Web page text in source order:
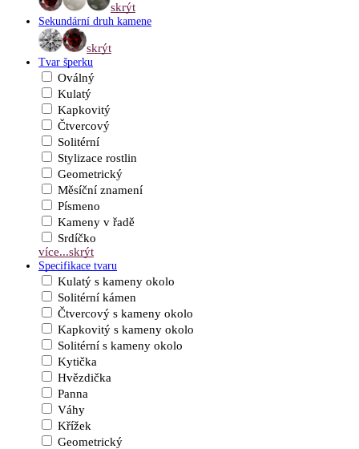
skrýt
Sekundární druh kamene
skrýt
Tvar šperku
Oválný
Kulatý
Kapkovitý
Čtvercový
Solitérní
Stylizace rostlin
Geometrický
Měsíční znamení
Písmeno
Kameny v řadě
Srdíčko
více...skrýt
Specifikace tvaru
Kulatý s kameny okolo
Solitérní kámen
Čtvercový s kameny okolo
Kapkovitý s kameny okolo
Solitérní s kameny okolo
Kytička
Hvězdička
Panna
Váhy
Křížek
Geometrický